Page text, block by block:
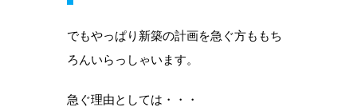
でもやっぱり新築の計画を急ぐ方ももち
ろんいらっしゃいます。
急ぐ理由としては・・・